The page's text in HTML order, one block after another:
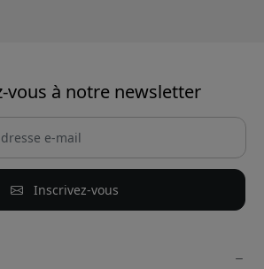
vous à notre newsletter
Inscrivez-vous